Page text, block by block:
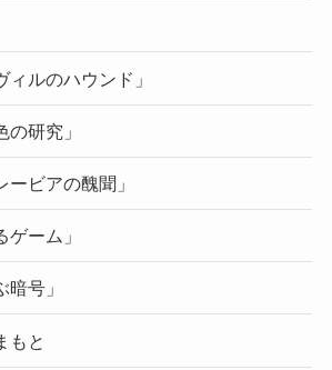
ルのハウンド」
研究」
ビアの醜聞」
ーム」
号」
もと